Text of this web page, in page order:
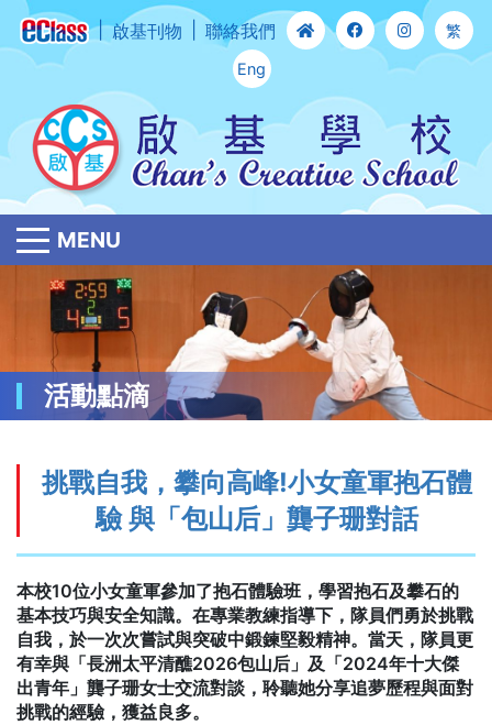
啟基刊物 聯絡我們 繁
Eng
MENU
活動點滴
挑戰自我，攀向高峰!小女童軍抱石體
驗 與「包山后」龔子珊對話
本校10位小女童軍參加了抱石體驗班，學習抱石及攀石的
基本技巧與安全知識。在專業教練指導下，隊員們勇於挑戰
自我，於一次次嘗試與突破中鍛鍊堅毅精神。當天，隊員更
有幸與「長洲太平清醮2026包山后」及「2024年十大傑
出青年」龔子珊女士交流對談，聆聽她分享追夢歷程與面對
挑戰的經驗，獲益良多。